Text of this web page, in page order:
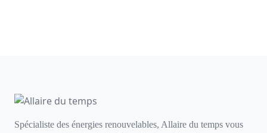
Spécialiste des énergies renouvelables, Allaire du temps vous